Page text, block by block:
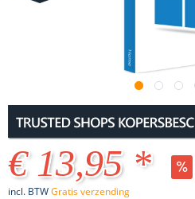
€ 13,95 *
incl. BTWGratis verzending